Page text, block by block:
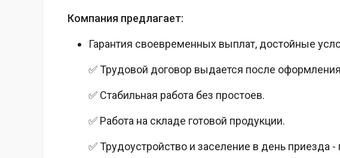
Компания предлагает:
Гарантия своевременных выплат, достойные
✅ Трудовой договор выдается после
✅ Стабильная работа без простоев.
✅ Работа на складе готовой продукции.
✅ Трудоустройство и заселение в день приезда